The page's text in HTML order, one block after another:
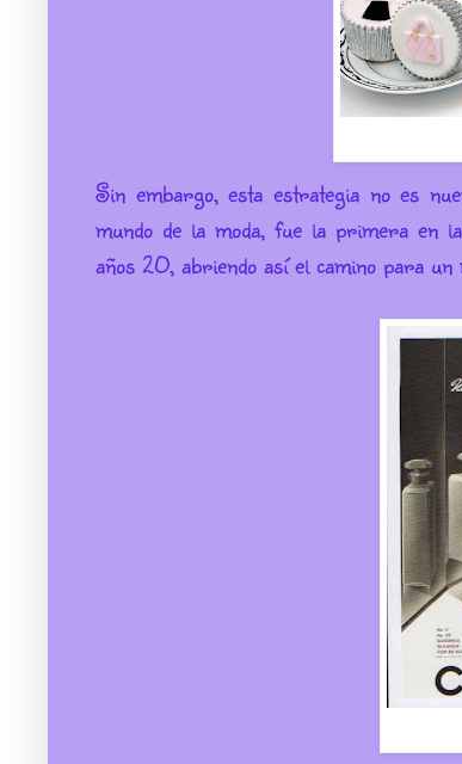
Sin embargo, esta estrategia no es
mundo de la moda, fue la primera en
años 20, abriendo así el camino para